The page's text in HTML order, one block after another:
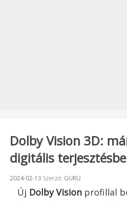
Dolby Vision 3D:
digitális
Beküldve:
2024-02-13 Szerző: GURU
Új Dolby Vision profillal